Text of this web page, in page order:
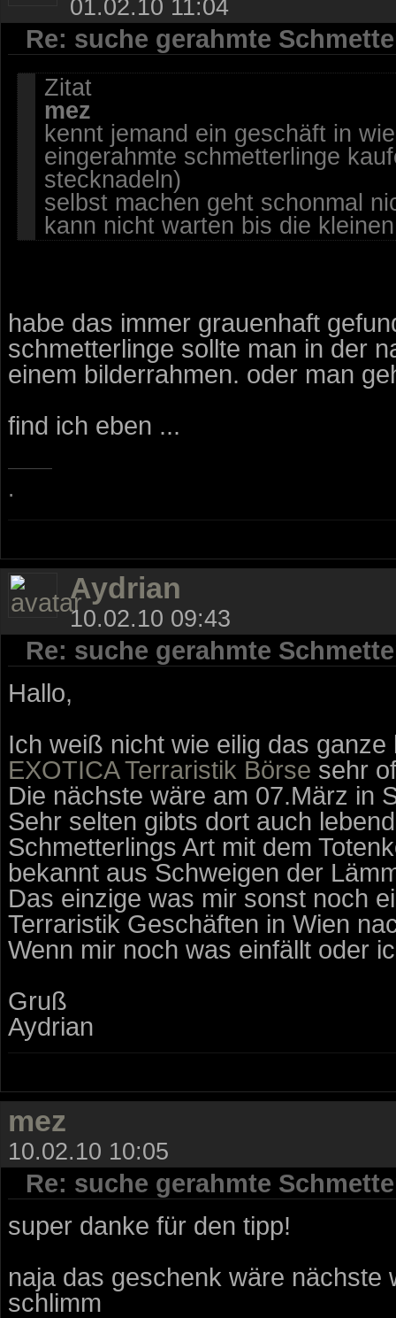
01.02.10 11:04
Re: suche gerahmte
Zitat
mez
kennt jemand ein geschäft in
eingerahmte schmetterlinge
stecknadeln)
selbst machen geht schonmal
kann nicht warten bis die
habe das immer grauenhaft
schmetterlinge sollte man in der
einem bilderrahmen. oder man
find ich eben ...
.
Aydrian
10.02.10 09:43
Re: suche gerahmte
Hallo,
Ich weiß nicht wie eilig das
EXOTICA Terraristik Börse sehr
Die nächste wäre am 07.März in
Sehr selten gibts dort auch
Schmetterlings Art mit dem
bekannt aus Schweigen der
Das einzige was mir sonst noch
Terraristik Geschäften in Wien
Wenn mir noch was einfällt oder
Gruß
Aydrian
mez
10.02.10 10:05
Re: suche gerahmte
super danke für den tipp!
naja das geschenk wäre
schlimm